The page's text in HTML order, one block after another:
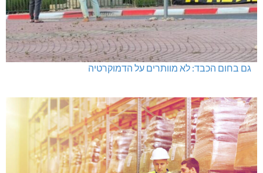
גם בחום הכבד: לא מוותרים על הדמוקרטיה